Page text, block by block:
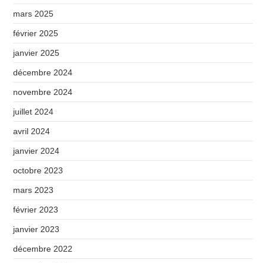
mars 2025
février 2025
janvier 2025
décembre 2024
novembre 2024
juillet 2024
avril 2024
janvier 2024
octobre 2023
mars 2023
février 2023
janvier 2023
décembre 2022